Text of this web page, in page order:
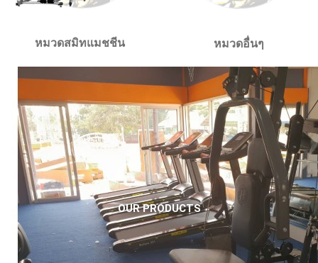
หมวดสมิทแมชชีน หมวดอื่นๆ
OUR PRODUCTS